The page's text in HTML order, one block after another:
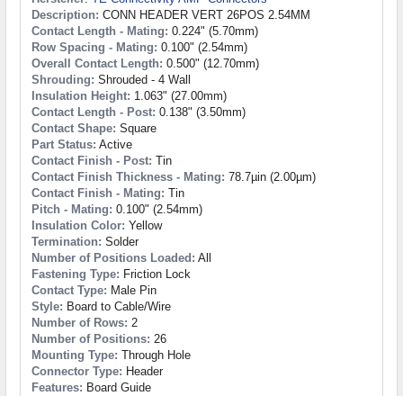
Description: CONN HEADER VERT 26POS 2.54MM
Contact Length - Mating: 0.224" (5.70mm)
Row Spacing - Mating: 0.100" (2.54mm)
Overall Contact Length: 0.500" (12.70mm)
Shrouding: Shrouded - 4 Wall
Insulation Height: 1.063" (27.00mm)
Contact Length - Post: 0.138" (3.50mm)
Contact Shape: Square
Part Status: Active
Contact Finish - Post: Tin
Contact Finish Thickness - Mating: 78.7µin (2.00µm)
Contact Finish - Mating: Tin
Pitch - Mating: 0.100" (2.54mm)
Insulation Color: Yellow
Termination: Solder
Number of Positions Loaded: All
Fastening Type: Friction Lock
Contact Type: Male Pin
Style: Board to Cable/Wire
Number of Rows: 2
Number of Positions: 26
Mounting Type: Through Hole
Connector Type: Header
Features: Board Guide